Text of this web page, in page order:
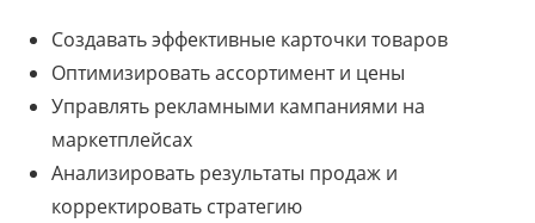
Создавать эффективные карточки товаров
Оптимизировать ассортимент и цены
Управлять рекламными кампаниями на
маркетплейсах
Анализировать результаты продаж и
корректировать стратегию